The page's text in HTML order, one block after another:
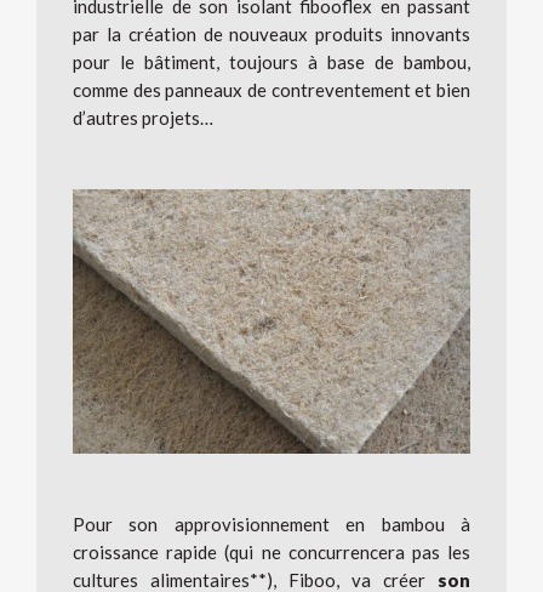
industrielle de son isolant fibooflex en passant
par la création de nouveaux produits innovants
pour le bâtiment, toujours à base de bambou,
comme des panneaux de contreventement et bien
d’autres projets…
Pour son approvisionnement en bambou à
croissance rapide (qui ne concurrencera pas les
cultures alimentaires**), Fiboo, va créer son